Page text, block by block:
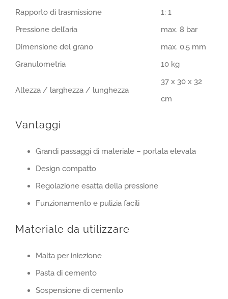
Rapporto di trasmissione
1: 1
Pressione dell’aria
max. 8 bar
Dimensione del grano
max. 0,5 mm
Granulometria
10 kg
Altezza / larghezza / lunghezza
37 x 30 x 32
cm
Vantaggi
Grandi passaggi di materiale – portata elevata
Design compatto
Regolazione esatta della pressione
Funzionamento e pulizia facili
Materiale da utilizzare
Malta per iniezione
Pasta di cemento
Sospensione di cemento